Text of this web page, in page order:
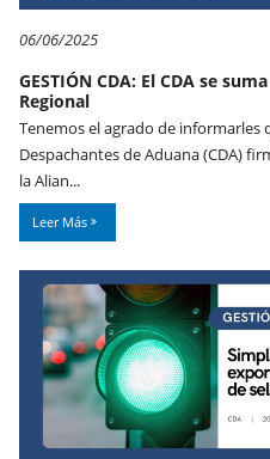
06/06/2025
GESTIÓN CDA: El CDA se
Regional
Tenemos el agrado de informarles
Despachantes de Aduana (CDA)
la Alian...
Leer Más